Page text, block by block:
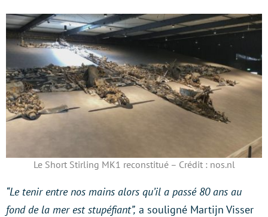
Le Short Stirling MK1 reconstitué – Crédit : nos.nl
“Le tenir entre nos mains alors qu’il a passé 80 ans au
fond de la mer est stupéfiant”, a souligné Martijn Visser